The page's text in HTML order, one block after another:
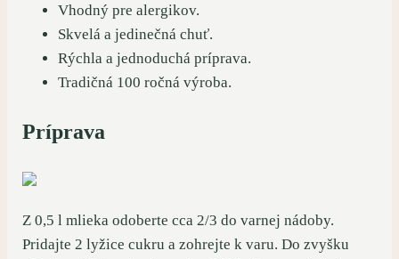
Vhodný pre alergikov.
Skvelá a jedinečná chuť.
Rýchla a jednoduchá príprava.
Tradičná 100 ročná výroba.
Príprava
Z 0,5 l mlieka odoberte cca 2/3 do varnej nádoby.
Pridajte 2 lyžice cukru a zohrejte k varu. Do zvyšku